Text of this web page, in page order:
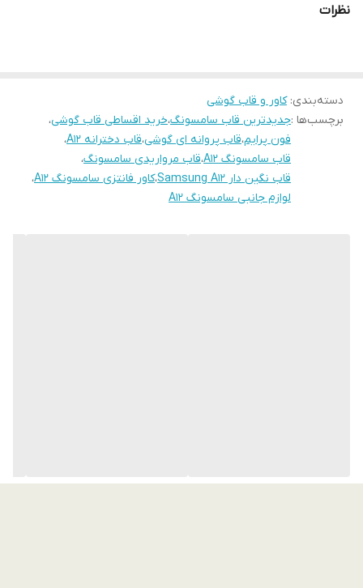
اکلیل‌های کهکشانی:
دسترسی دقیق و محافظت کامل:
مدل با دقت میلی‌متری انجام شده تا هیچ اختلالی در کارکرد گوشی ایجاد
نشود. همچنینمحافظ لنز نگین‌دار آن، خیالتان را از بابت امنیت شیشه
دوربین راحت می‌کند.
فراموش نکنید که در فون پرایم، امکان خرید
نقد و اقساط از ترب پی و
اسنپ پی و دیجی پیبرای این محصول مهیاست تا بهترین کیفیت را با
شرایطی آسان تجربه کنید.
نظرات
دسته‌بندی:کاور و قاب گوشی
برچسب‌ها :جدیدترین قاب سامسونگ،خرید اقساطی قاب گوشی،
فون پرایم،قاب پروانه ای گوشی،قاب دخترانه A12
،
قاب سامسونگ A12
،قاب مرواریدی سامسونگ،
قاب نگین دار Samsung A12
،کاور فانتزی سامسونگ A12
،
لوازم جانبی سامسونگ A12